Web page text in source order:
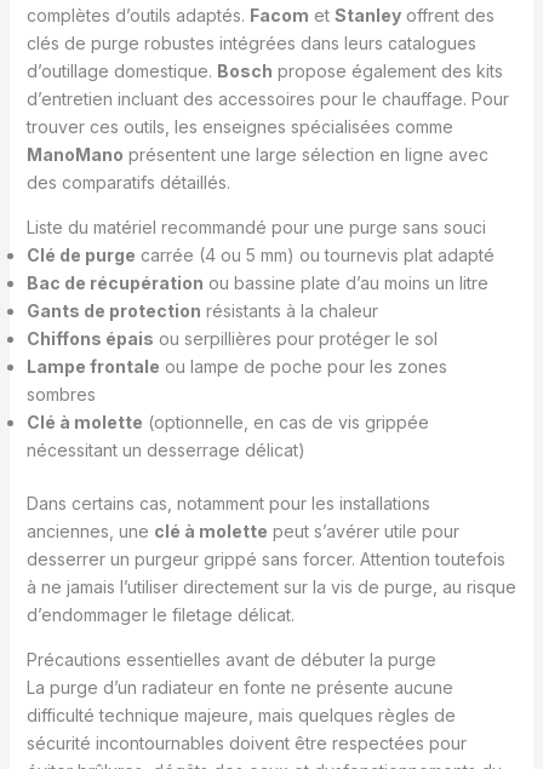
complètes d’outils adaptés. Facom et Stanleyoffrent des
clés de purge robustes intégrées dans leurs catalogues
d’outillage domestique. Bosch propose également des kits
d’entretien incluant des accessoires pour le chauffage. Pour
trouver ces outils, les enseignes spécialisées comme
ManoMano présentent une large sélection en ligne avec
des comparatifs détaillés.
Liste du matériel recommandé pour une purge sans souci
Clé de purge carrée (4 ou 5 mm) ou tournevis plat adapté
Bac de récupération ou bassine plate d’au moins un litre
Gants de protection résistants à la chaleur
Chiffons épais ou serpillières pour protéger le sol
Lampe frontale ou lampe de poche pour les zones
sombres
Clé à molette (optionnelle, en cas de vis grippée
nécessitant un desserrage délicat)
Dans certains cas, notamment pour les installations
anciennes, une clé à molette peut s’avérer utile pour
desserrer un purgeur grippé sans forcer. Attention toutefois
à ne jamais l’utiliser directement sur la vis de purge, au risque
d’endommager le filetage délicat.
Précautions essentielles avant de débuter la purge
La purge d’un radiateur en fonte ne présente aucune
difficulté technique majeure, mais quelques règles de
sécurité incontournables doivent être respectées pour